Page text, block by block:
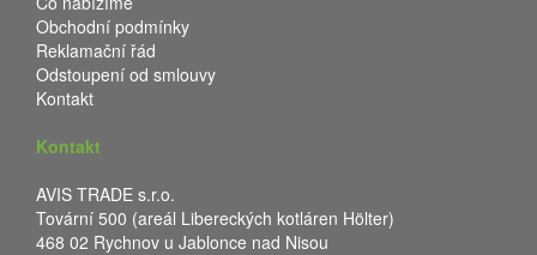
Obchodní podmínky
Reklamační řád
Odstoupení od smlouvy
Kontakt
Kontakt
AVIS TRADE s.r.o.
Tovární 500 (areál Libereckých kotláren Hölter)
468 02 Rychnov u Jablonce nad Nisou